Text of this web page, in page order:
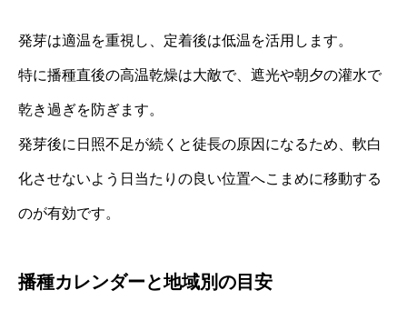
発芽は適温を重視し、定着後は低温を活用します。
特に播種直後の高温乾燥は大敵で、遮光や朝夕の灌水で
乾き過ぎを防ぎます。
発芽後に日照不足が続くと徒長の原因になるため、軟白
化させないよう日当たりの良い位置へこまめに移動する
のが有効です。
播種カレンダーと地域別の目安